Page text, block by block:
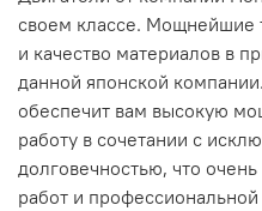
своем классе. Мощнейшие
и качество материалов в
данной японской
обеспечит вам высокую
работу в сочетании с
долговечностью, что
работ и профессиональной